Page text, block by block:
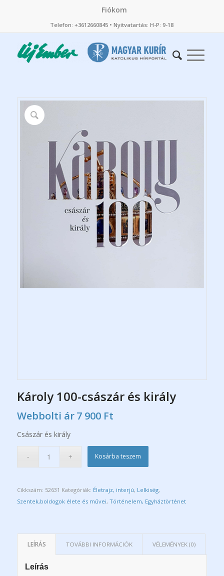
Fiókom
Telefon: +3612660845 • Nyitvatartás: H-P: 9-18
Károly 100-császár és király
Webbolti ár 7 900 Ft
Császár és király
Kosárba teszem
Cikkszám: 52631 Kategóriák: Életrajz, interjú, Lelkiség,
Szentek,boldogok élete és művei, Történelem, Egyháztörténet
LEÍRÁS TOVÁBBI INFORMÁCIÓK VÉLEMÉNYEK (0)
Leírás